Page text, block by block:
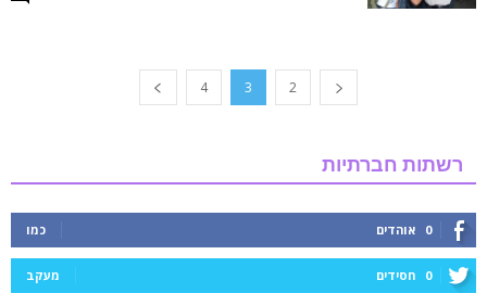
2
3
4
רשתות חברתיות
0 אוהדים כמו
0 חסידים מעקב